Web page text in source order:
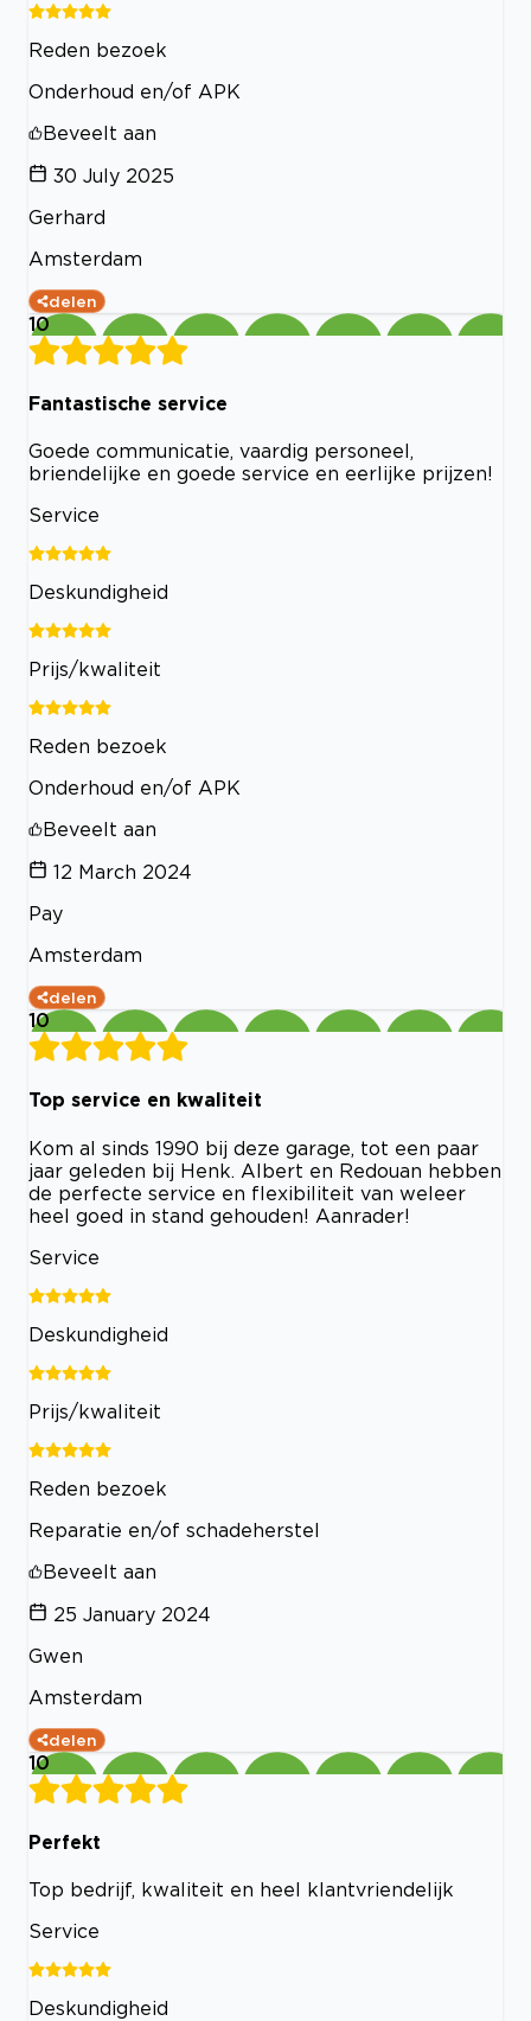
Reden bezoek
Onderhoud en/of APK
Beveelt aan
30 July 2025
Gerhard
Amsterdam
delen
10
Fantastische service
Goede communicatie, vaardig personeel,
briendelijke en goede service en eerlijke prijzen!
Service
Deskundigheid
Prijs/kwaliteit
Reden bezoek
Onderhoud en/of APK
Beveelt aan
12 March 2024
Pay
Amsterdam
delen
10
Top service en kwaliteit
Kom al sinds 1990 bij deze garage, tot een paar
jaar geleden bij Henk. Albert en Redouan hebben
de perfecte service en flexibiliteit van weleer
heel goed in stand gehouden! Aanrader!
Service
Deskundigheid
Prijs/kwaliteit
Reden bezoek
Reparatie en/of schadeherstel
Beveelt aan
25 January 2024
Gwen
Amsterdam
delen
10
Perfekt
Top bedrijf, kwaliteit en heel klantvriendelijk
Service
Deskundigheid